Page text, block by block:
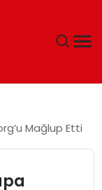
Mağlup Etti